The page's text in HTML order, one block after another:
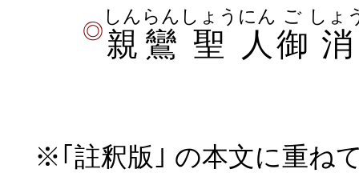
◎ 親鸞
しんらん
聖
しょう
人
にん
御
ご
消
しょ
※｢註釈版｣ の本文に重ね